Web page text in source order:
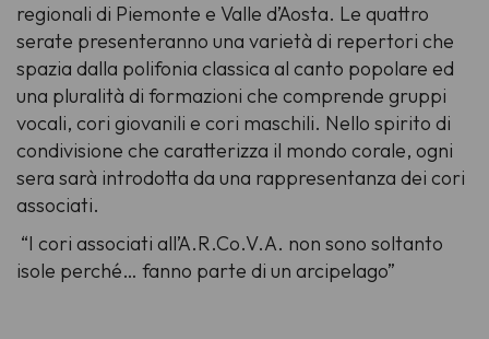
regionali di Piemonte e Valle d’Aosta. Le quattro
serate presenteranno una varietà di repertori che
spazia dalla polifonia classica al canto popolare ed
una pluralità di formazioni che comprende gruppi
vocali, cori giovanili e cori maschili. Nello spirito di
condivisione che caratterizza il mondo corale, ogni
sera sarà introdotta da una rappresentanza dei cori
associati.
“I cori associati all’A.R.Co.V.A. non sono soltanto
isole perché… fanno parte di un arcipelago”